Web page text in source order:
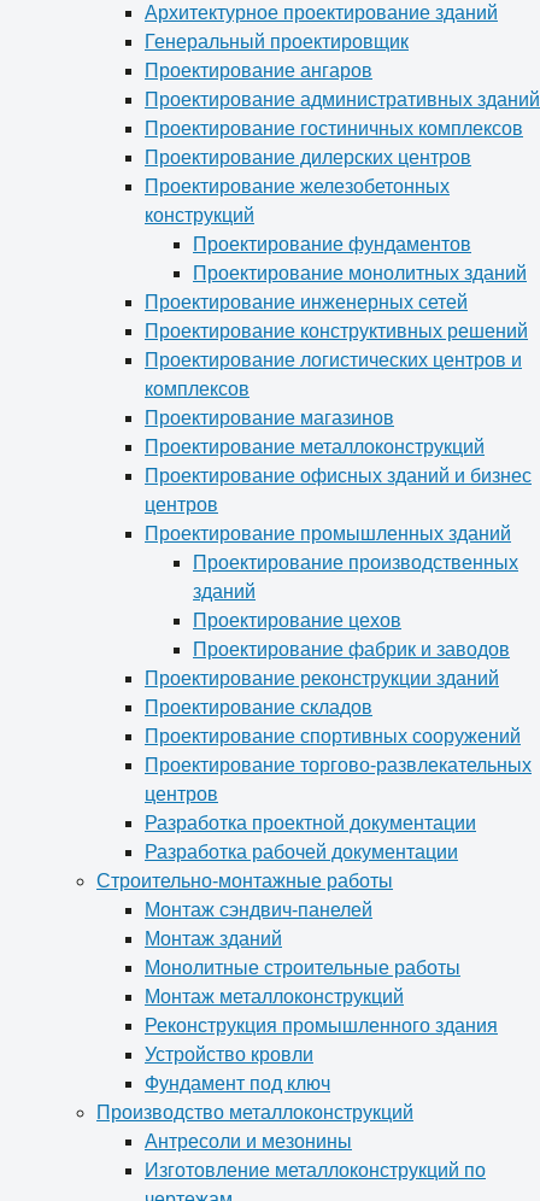
Архитектурное проектирование зданий
Генеральный проектировщик
Проектирование ангаров
Проектирование административных зданий
Проектирование гостиничных комплексов
Проектирование дилерских центров
Проектирование железобетонных
конструкций
Проектирование фундаментов
Проектирование монолитных зданий
Проектирование инженерных сетей
Проектирование конструктивных решений
Проектирование логистических центров и
комплексов
Проектирование магазинов
Проектирование металлоконструкций
Проектирование офисных зданий и бизнес
центров
Проектирование промышленных зданий
Проектирование производственных
зданий
Проектирование цехов
Проектирование фабрик и заводов
Проектирование реконструкции зданий
Проектирование складов
Проектирование спортивных сооружений
Проектирование торгово-развлекательных
центров
Разработка проектной документации
Разработка рабочей документации
Строительно-монтажные работы
Монтаж сэндвич-панелей
Монтаж зданий
Монолитные строительные работы
Монтаж металлоконструкций
Реконструкция промышленного здания
Устройство кровли
Фундамент под ключ
Производство металлоконструкций
Антресоли и мезонины
Изготовление металлоконструкций по